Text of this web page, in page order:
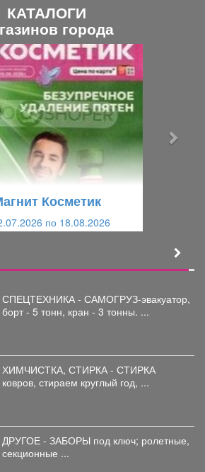
КАТАЛОГИ
города
Косметик
по 18.08.2026
СПЕЦТЕХНИКА - САМОГРУЗ-эвакуатор,
борт - 5 тонн, кран - 3 тонны. ...
ХИМЧИСТКА, СТИРКА - СТИРКА
ковров, стираем круглый год, ...
ДРУГОЕ - ЗАБОРЫ под ключ; ролетные,
секционные ...